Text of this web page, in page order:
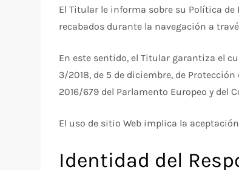
El Titular le informa sobre su Política
recabados durante la navegación a
En este sentido, el Titular garantiza el
3/2018, de 5 de diciembre, de
2016/679 del Parlamento Europeo y del
El uso de sitio Web implica la
Identidad del